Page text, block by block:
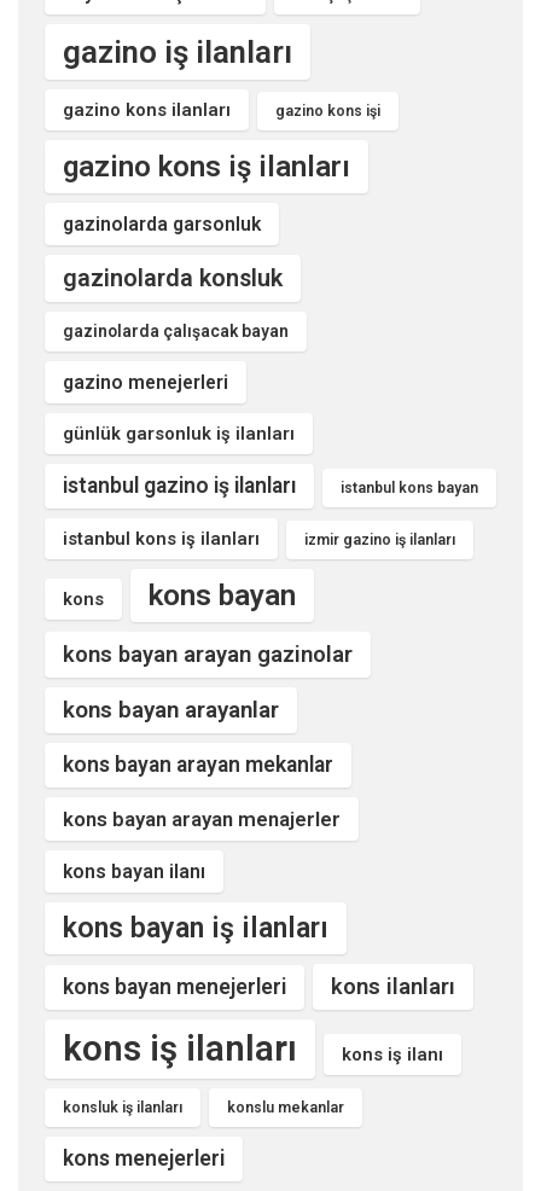
gazino iş ilanları
gazino kons ilanları gazino kons işi
gazino kons iş ilanları
gazinolarda garsonluk
gazinolarda konsluk
gazinolarda çalışacak bayan
gazino menejerleri
günlük garsonluk iş ilanları
istanbul gazino iş ilanları istanbul kons bayan
istanbul kons iş ilanları izmir gazino iş ilanları
kons kons bayan
kons bayan arayan gazinolar
kons bayan arayanlar
kons bayan arayan mekanlar
kons bayan arayan menajerler
kons bayan ilanı
kons bayan iş ilanları
kons bayan menejerleri kons ilanları
kons iş ilanları kons iş ilanı
konsluk iş ilanları konslu mekanlar
kons menejerleri